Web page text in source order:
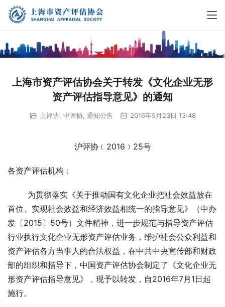
上海市资产评估协会关于转发《文化企业无形
资产评估指导意见》的通知
上评协, 中评协, 通知公告 2016年5月23日 13:48
沪评协﹝2016﹞25号
各资产评估机构：
为贯彻落实《关于推动国有文化企业把社会效益放在
首位、实现社会效益和经济效益相统一的指导意见》（中办
发〔2015〕50号）文件精神，进一步规范与指导资产评估
行业执行文化企业无形资产评估业务，维护社会公众利益和
资产评估各方当事人的合法权益，在中共中央宣传部和财政
部的组织和指导下，中国资产评估协会制定了《文化企业无
形资产评估指导意见》，现予以转发，自2016年7月1日起
施行。